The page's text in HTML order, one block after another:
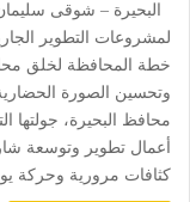
البحيرة – شوقى
لمشروعات التطوير
خطة المحافظة لخلق
وتحسين الصورة
محافظ البحيرة، جولتها
أعمال تطوير وتوسعة
كثافات مرورية وحركة